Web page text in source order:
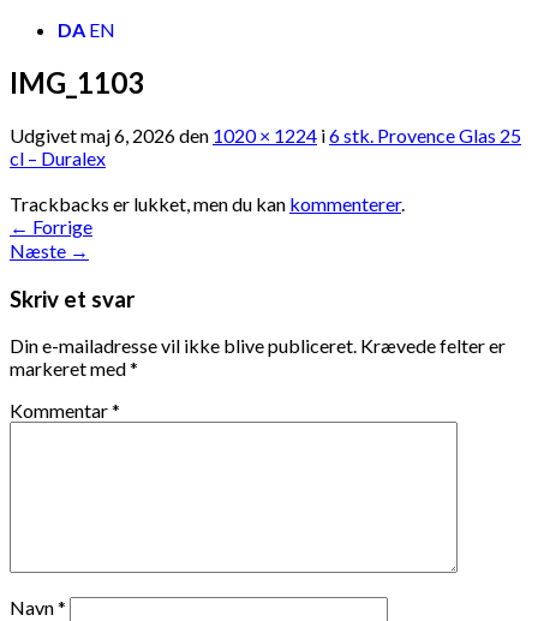
DA EN
IMG_1103
Udgivetmaj 6, 2026den 1020 × 1224 i6 stk. Provence Glas 25
cl – Duralex
Trackbacks er lukket, men du kan kommenterer.
← Forrige
Næste →
Skriv et svar
Din e-mailadresse vil ikke blive publiceret. Krævede felter er
markeret med*
Kommentar*
Navn*